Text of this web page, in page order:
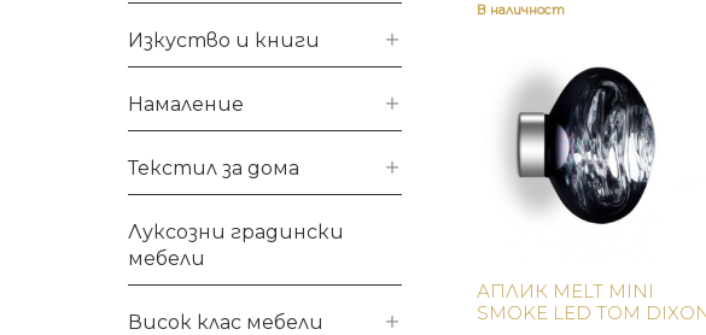
Изкуство и книги
Намаление
Текстил за дома
Луксозни градински
мебели
Висок клас мебели
В наличност
Купи
АПЛИК MELT MINI
SMOKE LED TOM